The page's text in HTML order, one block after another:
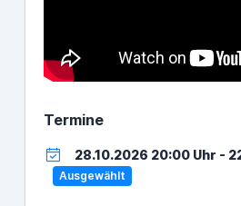
Termine
28.10.2026 20:00 Uhr -
Ausgewählt